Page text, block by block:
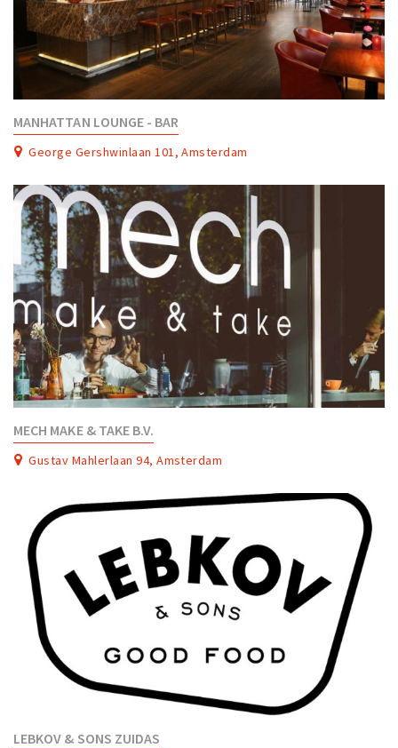
MANHATTAN LOUNGE - BAR
George Gershwinlaan 101, Amsterdam
MECH MAKE & TAKE B.V.
Gustav Mahlerlaan 94, Amsterdam
LEBKOV & SONS ZUIDAS